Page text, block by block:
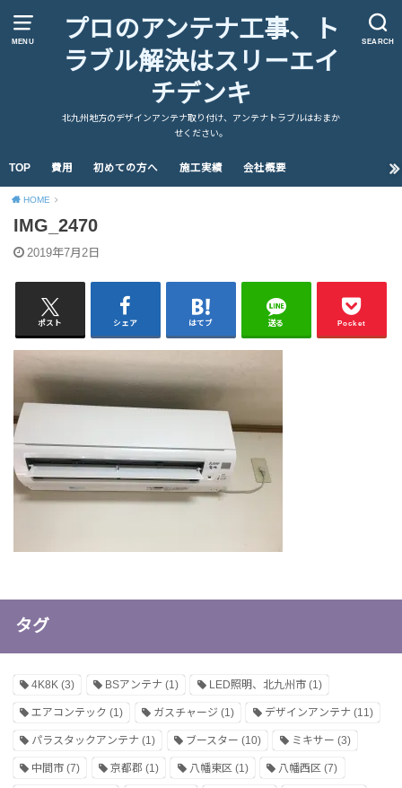
MENU SEARCH
プロのアンテナ工事、ト
ラブル解決はスリーエイ
チデンキ
北九州地方のデザインアンテナ取り付け、アンテナトラブルはおまか
せください。
TOP 費用 初めての方へ 施工実績 会社概要
HOME
IMG_2470
2019年7月2日
ポスト シェア はてブ 送る Pocket
タグ
4K8K (3) BSアンテナ(1) LED照明、北九州市(1)
エアコンテック (1) ガスチャージ (1) デザインアンテナ(11)
パラスタックアンテナ (1) ブースター (10) ミキサー (3)
中間市 (7) 京都郡 (1) 八幡東区 (1) 八幡西区 (7)